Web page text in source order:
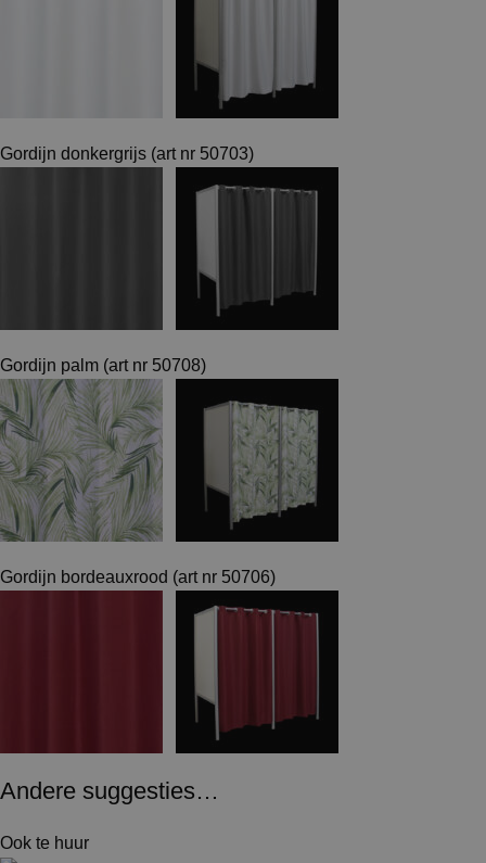
Gordijn donkergrijs (art nr 50703)
Gordijn palm (art nr 50708)
Gordijn bordeauxrood (art nr 50706)
Andere suggesties…
Ook te huur